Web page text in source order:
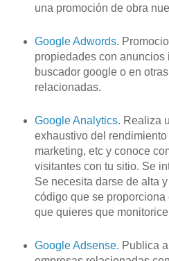
una promoción de obra
GoogleAdwords.
propiedades con anuncios
buscador googleo en
relacionadas.
GoogleAnalytics. Realiza
exhaustivo del rendimiento
marketing, etc y conoce
visitantes con tu sitio. Se
Se necesita darse de alta
código que se
que quieres que
GoogleAdsense. Publica